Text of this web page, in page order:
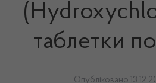
таблетки
Опубліковано